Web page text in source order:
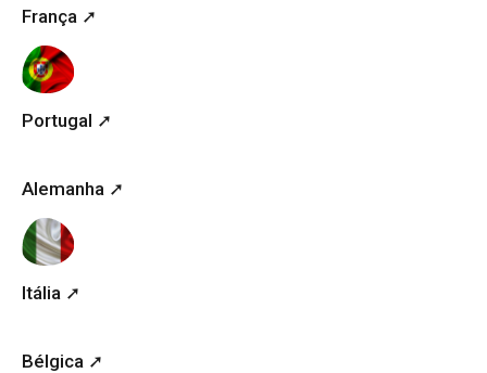
França ➚
Portugal ➚
Alemanha ➚
Itália ➚
Bélgica ➚